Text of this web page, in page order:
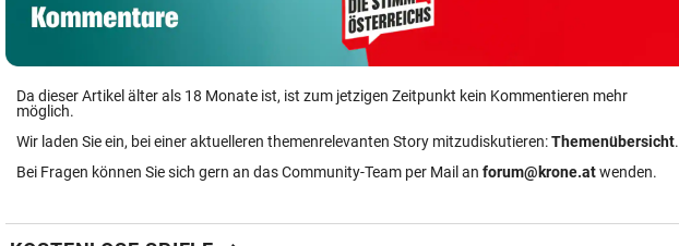
Da dieser Artikel älter als 18 Monate ist, ist zum jetzigen Zeitpunkt kein Kommentieren mehr
möglich.
Wir laden Sie ein, bei einer aktuelleren themenrelevanten Story mitzudiskutieren:Themenübersicht.
Bei Fragen können Sie sich gern an das Community-Team per Mail an forum@krone.atwenden.